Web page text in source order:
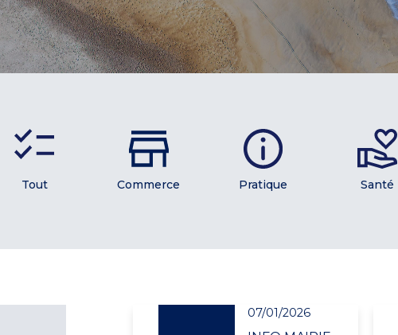
Tout Commerce Pratique Santé
07/01/2026